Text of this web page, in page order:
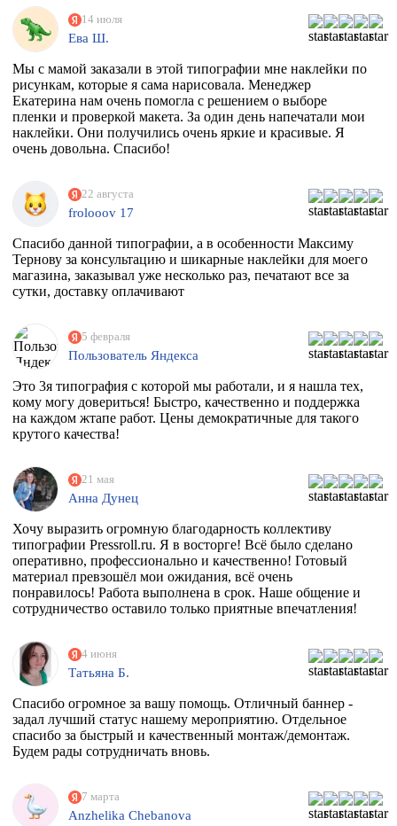
14 июля
Ева Ш.
Мы с мамой заказали в этой типографии мне наклейки по
рисункам, которые я сама нарисовала. Менеджер
Екатерина нам очень помогла с решением о выборе
пленки и проверкой макета. За один день напечатали мои
наклейки. Они получились очень яркие и красивые. Я
очень довольна. Спасибо!
22 августа
frolooov 17
Спасибо данной типографии, а в особенности Максиму
Тернову за консультацию и шикарные наклейки для моего
магазина, заказывал уже несколько раз, печатают все за
сутки, доставку оплачивают
5 февраля
Пользователь Яндекса
Это 3я типография с которой мы работали, и я нашла тех,
кому могу довериться! Быстро, качественно и поддержка
на каждом жтапе работ. Цены демократичные для такого
крутого качества!
21 мая
Анна Дунец
Хочу выразить огромную благодарность коллективу
типографии Pressroll.ru. Я в восторге! Всё было сделано
оперативно, профессионально и качественно! Готовый
материал превзошёл мои ожидания, всё очень
понравилось! Работа выполнена в срок. Наше общение и
сотрудничество оставило только приятные впечатления!
4 июня
Татьяна Б.
Спасибо огромное за вашу помощь. Отличный баннер -
задал лучший статус нашему мероприятию. Отдельное
спасибо за быстрый и качественный монтаж/демонтаж.
Будем рады сотрудничать вновь.
7 марта
Anzhelika Chebanova